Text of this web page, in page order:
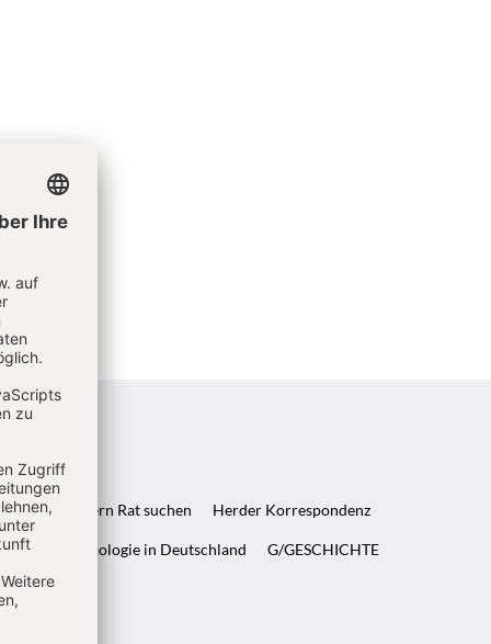
& Wenn Eltern Rat suchen Herder Korrespondenz
& Archäologie in Deutschland G/GESCHICHTE